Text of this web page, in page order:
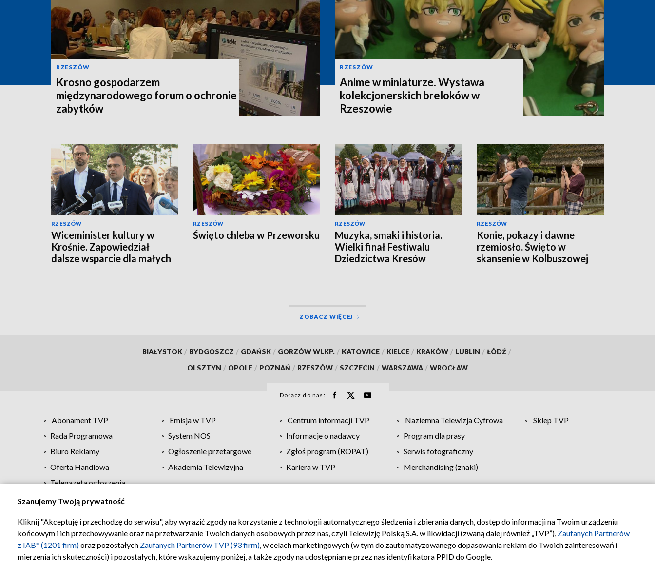
RZESZÓW
Krosno gospodarzem
międzynarodowego forum o ochronie
zabytków
RZESZÓW
Anime w miniaturze. Wystawa
kolekcjonerskich breloków w
Rzeszowie
RZESZÓW
Wiceminister kultury w
Krośnie. Zapowiedział
dalsze wsparcie dla małych
RZESZÓW
Święto chleba w Przeworsku
RZESZÓW
Muzyka, smaki i historia.
Wielki finał Festiwalu
Dziedzictwa Kresów
RZESZÓW
Konie, pokazy i dawne
rzemiosło. Święto w
skansenie w Kolbuszowej
ZOBACZ WIĘCEJ
BIAŁYSTOK / BYDGOSZCZ / GDAŃSK / GORZÓW WLKP. / KATOWICE / KIELCE / KRAKÓW / LUBLIN / ŁÓDŹ /
OLSZTYN / OPOLE / POZNAŃ / RZESZÓW / SZCZECIN / WARSZAWA / WROCŁAW
Dołącz do nas:
Abonament TVP Emisja w TVP Centrum informacji TVP Naziemna Telewizja Cyfrowa
Sklep TVP
Rada Programowa
System NOS Informacje o nadawcy
Program dla prasy
Biuro Reklamy
Ogłoszenie przetargowe Zgłoś program (ROPAT)
Serwis fotograficzny
Oferta Handlowa
Akademia Telewizyjna Kariera w TVP
Merchandising (znaki)
Telegazeta ogłoszenia
Regulamin TVP Polityka prywatności Moje zgody Pomoc Biuro reklamy Kontakt
Szanujemy Twoją prywatność
Kliknij "Akceptuję i przechodzę do serwisu", aby wyrazić zgody na korzystanie z technologii automatycznego śledzenia i zbierania danych, dostęp do informacji na Twoim urządzeniu
końcowym i ich przechowywanie oraz na przetwarzanie Twoich danych osobowych przez nas, czyli Telewizję Polską S.A. w likwidacji (zwaną dalej również „TVP”), Zaufanych Partnerów
z IAB* (1201 firm)oraz pozostałych Zaufanych Partnerów TVP (93 firm), w celach marketingowych (w tym do zautomatyzowanego dopasowania reklam do Twoich zainteresowań i
mierzenia ich skuteczności) i pozostałych, które wskazujemy poniżej, a także zgody na udostępnianie przez nas identyfikatora PPID do Google.